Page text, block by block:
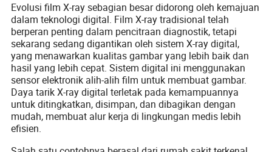
Evolusi film X-ray sebagian besar didorong oleh kemajuan
dalam teknologi digital. Film X-ray tradisional telah
berperan penting dalam pencitraan diagnostik, tetapi
sekarang sedang digantikan oleh sistem X-ray digital,
yang menawarkan kualitas gambar yang lebih baik dan
hasil yang lebih cepat. Sistem digital ini menggunakan
sensor elektronik alih-alih film untuk membuat gambar.
Daya tarik X-ray digital terletak pada kemampuannya
untuk ditingkatkan, disimpan, dan dibagikan dengan
mudah, membuat alur kerja di lingkungan medis lebih
efisien.